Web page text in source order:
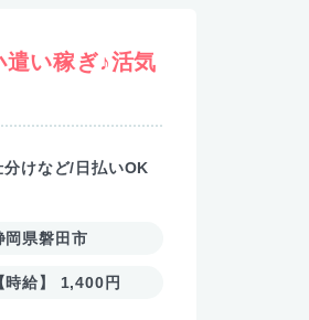
い稼ぎ♪活気
けなど/日払いOK
岡県磐田市
時給】 1,400円